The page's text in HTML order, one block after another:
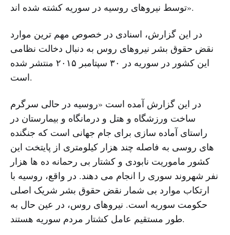
توسط نیروهای روسیه در سوریه کشته شده اند».
در این گزارش، اسنادی در خصوص مهم ترین موارد
نقض حقوق بشر نیروهای روس به دنبال دخالت نظامی
این کشور در سوریه در ۳۰ سپتامبر ۲۰۱۵ منتشر شده
است.
در این گزارش آمده است «روسیه در حالی سرگرم
ساخت ورزشگاه و هتل و درمانگاه و بیمارستان در
راستای آماده سازی برای جام جهانی است که جنگنده
های روسی به فاصله چند هزار کیلومتری از پایتخت این
کشور ماموریت نابودی و کشتار بی رحمانه ده ها هزار
نفر شهروند سوری را انجام می دهند. در واقع، روسیه با
ارتکاب موارد بی شمار نقض حقوق بشر شریک اصلی
حکومت سوریه است. نیروهای روس، در عین حال به
طور مستقیم عامل کشتار مردم سوریه هستند.